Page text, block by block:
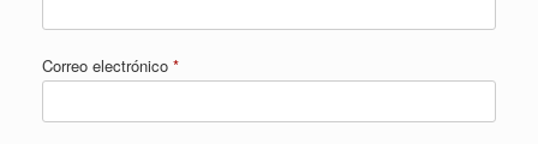
Correo electrónico *